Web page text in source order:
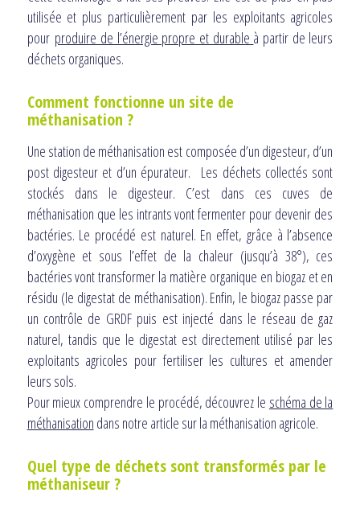
utilisée et plus particulièrement par les exploitants agricoles
pour produire de l’énergie propre et durable à partir de leurs
déchets organiques.
Comment fonctionne un site de
méthanisation ?
Une station de méthanisation est composée d’un digesteur, d’un
post digesteur et d’un épurateur. Les déchets collectés sont
stockés dans le digesteur. C’est dans ces cuves de
méthanisation que les intrants vont fermenter pour devenir des
bactéries. Le procédé est naturel. En effet, grâce à l’absence
d’oxygène et sous l’effet de la chaleur (jusqu’à 38°), ces
bactéries vont transformer la matière organique en biogaz et en
résidu (le digestat de méthanisation). Enfin, le biogaz passe par
un contrôle de GRDF puis est injecté dans le réseau de gaz
naturel, tandis que le digestat est directement utilisé par les
exploitants agricoles pour fertiliser les cultures et amender
leurs sols.
Pour mieux comprendre le procédé, découvrez le schéma de la
méthanisation dans notre article sur la méthanisation agricole.
Quel type de déchets sont transformés par le
méthaniseur ?